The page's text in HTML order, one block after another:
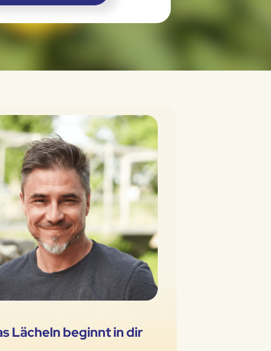
Lächeln beginnt in dir